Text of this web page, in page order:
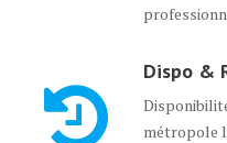
Dispo &
métropole